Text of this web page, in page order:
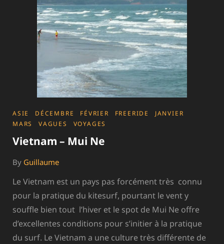
CATEGORIES
ASIE DÉCEMBRE FÉVRIER FREERIDE
JANVIER
MARS
VAGUES VOYAGES
Vietnam – Mui Ne
By Guillaume
Le Vietnam est un pays pas forcément très connu
pour la pratique du kitesurf, pourtant le vent y
souffle bien tout l’hiver et le spot de Mui Ne offre
d’excellentes conditions pour s’initier à la pratique
du surf. Le Vietnam a une culture très différente de